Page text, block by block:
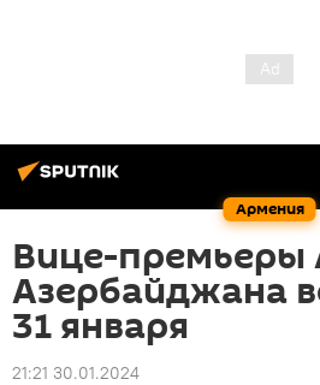
Армения
Вице-премьеры
Азербайджана
31 января
21:21 30.01.2024